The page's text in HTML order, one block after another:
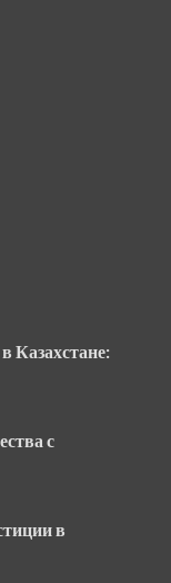
Казахстане:
с
в